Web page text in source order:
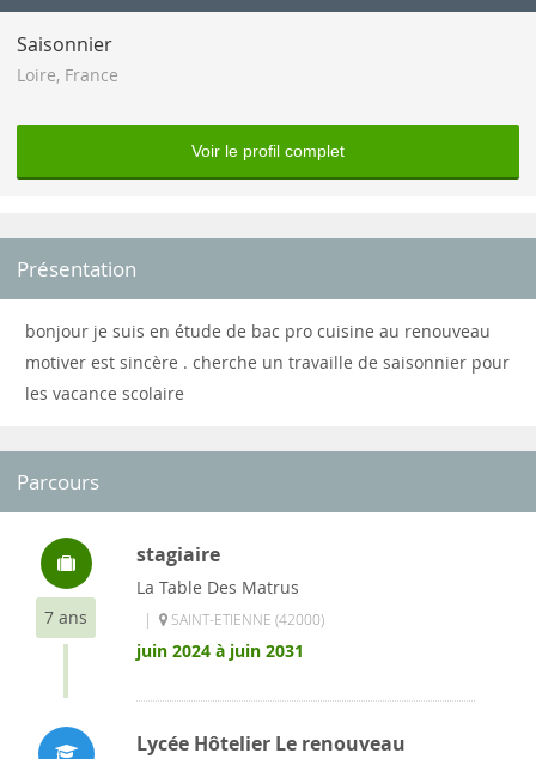
Saisonnier
Loire, France
Voir le profil complet
Présentation
bonjour je suis en étude de bac pro cuisine au renouveau
motiver est sincère . cherche un travaille de saisonnier pour
les vacance scolaire
Parcours
7 ans
stagiaire
La Table Des Matrus
| SAINT-ETIENNE (42000)
juin 2024 à juin 2031
Lycée Hôtelier Le renouveau